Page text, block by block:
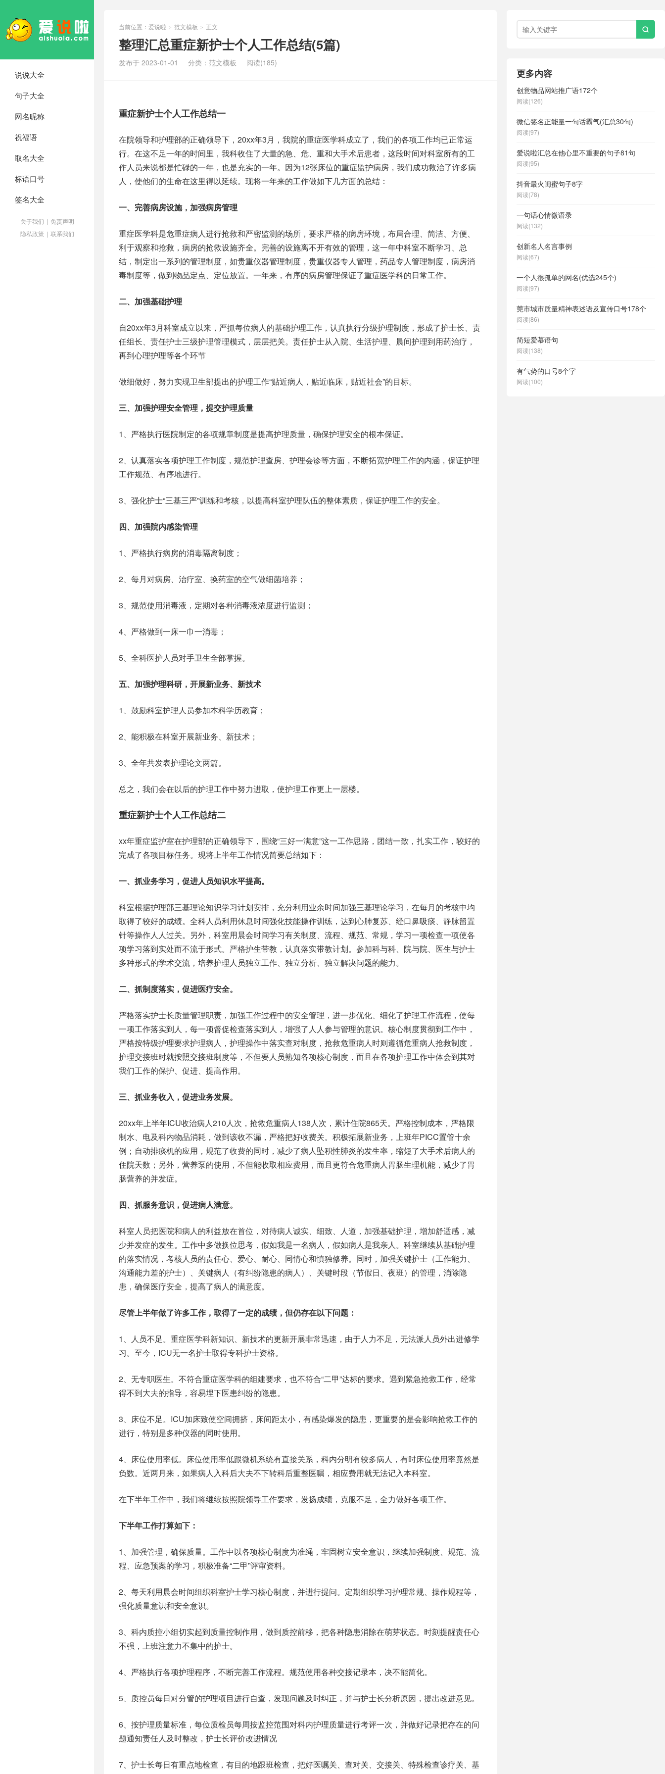
说说大全
句子大全
网名昵称
祝福语
取名大全
标语口号
签名大全
关于我们 | 免责声明
隐私政策 | 联系我们
当前位置： 爱说啦 > 范文模板 > 正文
整理汇总重症新护士个人工作总结(5篇)
发布于 2023-01-01 分类： 范文模板 阅读(185)
重症新护士个人工作总结一
在院领导和护理部的正确领导下，20xx年3月，我院的重症医学科成立了，我们的各项工作均已正常运
行。在这不足一年的时间里，我科收住了大量的急、危、重和大手术后患者，这段时间对科室所有的工
作人员来说都是忙碌的一年，也是充实的一年。因为12张床位的重症监护病房，我们成功救治了许多病
人，使他们的生命在这里得以延续。现将一年来的工作做如下几方面的总结：
一、完善病房设施，加强病房管理
重症医学科是危重症病人进行抢救和严密监测的场所，要求严格的病房环境，布局合理、简洁、方便、
利于观察和抢救，病房的抢救设施齐全。完善的设施离不开有效的管理，这一年中科室不断学习、总
结，制定出一系列的管理制度，如贵重仪器管理制度，贵重仪器专人管理，药品专人管理制度，病房消
毒制度等，做到物品定点、定位放置。一年来，有序的病房管理保证了重症医学科的日常工作。
二、加强基础护理
自20xx年3月科室成立以来，严抓每位病人的基础护理工作，认真执行分级护理制度，形成了护士长、责
任组长、责任护士三级护理管理模式，层层把关。责任护士从入院、生活护理、晨间护理到用药治疗，
再到心理护理等各个环节
做细做好，努力实现卫生部提出的护理工作“贴近病人，贴近临床，贴近社会”的目标。
三、加强护理安全管理，提交护理质量
1、严格执行医院制定的各项规章制度是提高护理质量，确保护理安全的根本保证。
2、认真落实各项护理工作制度，规范护理查房、护理会诊等方面，不断拓宽护理工作的内涵，保证护理
工作规范、有序地进行。
3、强化护士“三基三严”训练和考核，以提高科室护理队伍的整体素质，保证护理工作的安全。
四、加强院内感染管理
1、严格执行病房的消毒隔离制度；
2、每月对病房、治疗室、换药室的空气做细菌培养；
3、规范使用消毒液，定期对各种消毒液浓度进行监测；
4、严格做到一床一巾一消毒；
5、全科医护人员对手卫生全部掌握。
五、加强护理科研，开展新业务、新技术
1、鼓励科室护理人员参加本科学历教育；
2、能积极在科室开展新业务、新技术；
3、全年共发表护理论文两篇。
总之，我们会在以后的护理工作中努力进取，使护理工作更上一层楼。
重症新护士个人工作总结二
xx年重症监护室在护理部的正确领导下，围绕“三好一满意”这一工作思路，团结一致，扎实工作，较好的
完成了各项目标任务。现将上半年工作情况简要总结如下：
一、抓业务学习，促进人员知识水平提高。
科室根据护理部三基理论知识学习计划安排，充分利用业余时间加强三基理论学习，在每月的考核中均
取得了较好的成绩。全科人员利用休息时间强化技能操作训练，达到心肺复苏、经口鼻吸痰、静脉留置
针等操作人人过关。另外，科室用晨会时间学习有关制度、流程、规范、常规，学习一项检查一项使各
项学习落到实处而不流于形式。严格护生带教，认真落实带教计划。参加科与科、院与院、医生与护士
多种形式的学术交流，培养护理人员独立工作、独立分析、独立解决问题的能力。
二、抓制度落实，促进医疗安全。
严格落实护士长质量管理职责，加强工作过程中的安全管理，进一步优化、细化了护理工作流程，使每
一项工作落实到人，每一项督促检查落实到人，增强了人人参与管理的意识。核心制度贯彻到工作中，
严格按特级护理要求护理病人，护理操作中落实查对制度，抢救危重病人时则遵循危重病人抢救制度，
护理交接班时就按照交接班制度等，不但要人员熟知各项核心制度，而且在各项护理工作中体会到其对
我们工作的保护、促进、提高作用。
三、抓业务收入，促进业务发展。
20xx年上半年ICU收治病人210人次，抢救危重病人138人次，累计住院865天。严格控制成本，严格限
制水、电及科内物品消耗，做到该收不漏，严格把好收费关。积极拓展新业务，上班年PICC置管十余
例；自动排痰机的应用，规范了收费的同时，减少了病人坠积性肺炎的发生率，缩短了大手术后病人的
住院天数；另外，营养泵的使用，不但能收取相应费用，而且更符合危重病人胃肠生理机能，减少了胃
肠营养的并发症。
四、抓服务意识，促进病人满意。
科室人员把医院和病人的利益放在首位，对待病人诚实、细致、人道，加强基础护理，增加舒适感，减
少并发症的发生。工作中多做换位思考，假如我是一名病人，假如病人是我亲人。科室继续从基础护理
的落实情况，考核人员的责任心、爱心、耐心、同情心和慎独修养。同时，加强关键护士（工作能力、
沟通能力差的护士）、关键病人（有纠纷隐患的病人）、关键时段（节假日、夜班）的管理，消除隐
患，确保医疗安全，提高了病人的满意度。
尽管上半年做了许多工作，取得了一定的成绩，但仍存在以下问题：
1、人员不足。重症医学科新知识、新技术的更新开展非常迅速，由于人力不足，无法派人员外出进修学
习。至今，ICU无一名护士取得专科护士资格。
2、无专职医生。不符合重症医学科的组建要求，也不符合“二甲”达标的要求。遇到紧急抢救工作，经常
得不到大夫的指导，容易埋下医患纠纷的隐患。
3、床位不足。ICU加床致使空间拥挤，床间距太小，有感染爆发的隐患，更重要的是会影响抢救工作的
进行，特别是多种仪器的同时使用。
4、床位使用率低。床位使用率低跟微机系统有直接关系，科内分明有较多病人，有时床位使用率竟然是
负数。近两月来，如果病人入科后大夫不下转科后重整医嘱，相应费用就无法记入本科室。
在下半年工作中，我们将继续按照院领导工作要求，发扬成绩，克服不足，全力做好各项工作。
下半年工作打算如下：
1、加强管理，确保质量。工作中以各项核心制度为准绳，牢固树立安全意识，继续加强制度、规范、流
程、应急预案的学习，积极准备“二甲”评审资料。
2、每天利用晨会时间组织科室护士学习核心制度，并进行提问。定期组织学习护理常规、操作规程等，
强化质量意识和安全意识。
3、科内质控小组切实起到质量控制作用，做到质控前移，把各种隐患消除在萌芽状态。时刻提醒责任心
不强，上班注意力不集中的护士。
4、严格执行各项护理程序，不断完善工作流程。规范使用各种交接记录本，决不能简化。
5、质控员每日对分管的护理项目进行自查，发现问题及时纠正，并与护士长分析原因，提出改进意见。
6、按护理质量标准，每位质检员每周按监控范围对科内护理质量进行考评一次，并做好记录把存在的问
题通知责任人及时整改，护士长评价改进情况
7、护士长每日有重点地检查，有目的地跟班检查，把好医嘱关、查对关、交接关、特殊检查诊疗关、基

更多内容
创意物品网站推广语172个
阅读(126)
微信签名正能量一句话霸气(汇总30句)
阅读(97)
爱说啦汇总在他心里不重要的句子81句
阅读(95)
抖音最火闺蜜句子8字
阅读(78)
一句话心情微语录
阅读(132)
创新名人名言事例
阅读(67)
一个人很孤单的网名(优选245个)
阅读(97)
莞市城市质量精神表述语及宣传口号178个
阅读(86)
简短爱慕语句
阅读(138)
有气势的口号8个字
阅读(100)